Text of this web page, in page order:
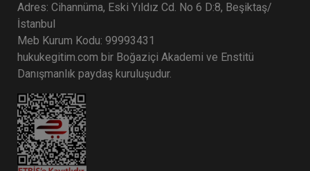
İşçilik Alacakları ve Tazminatları - 1 - III. İş
Hukuku Kongresi - VII. Oturum
360 TL
Adres: Cihannüma, Eski Yıldız Cd. No 6 D:8, Beşiktaş/
İstanbul
Meb Kurum Kodu: 99993431
hukukegitim.com bir Boğaziçi Akademi ve Enstitü
Danışmanlık paydaş kuruluşudur.